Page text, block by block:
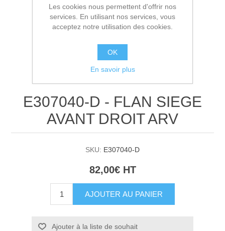
E307040-D - FLAN SIEGE
AVANT DROIT ARV
SKU: E307040-D
82,00€ HT
AJOUTER AU PANIER
Ajouter à la liste de souhait
Les cookies nous permettent d'offrir nos
services. En utilisant nos services, vous
acceptez notre utilisation des cookies.
OK
En savoir plus